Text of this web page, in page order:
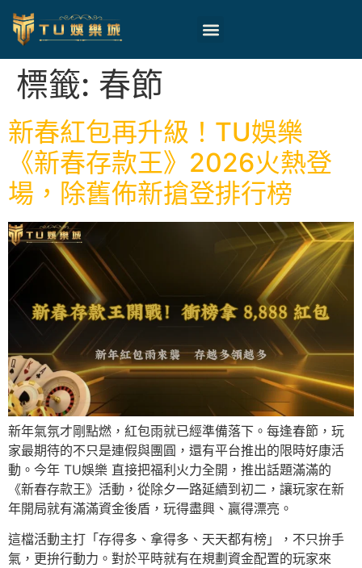
標籤: 春節
新春紅包再升級！TU娛樂
《新春存款王》2026火熱登
場，除舊佈新搶登排行榜
新年氣氛才剛點燃，紅包雨就已經準備落下。每逢春節，玩
家最期待的不只是連假與團圓，還有平台推出的限時好康活
動。今年 TU娛樂 直接把福利火力全開，推出話題滿滿的
《新春存款王》活動，從除夕一路延續到初二，讓玩家在新
年開局就有滿滿資金後盾，玩得盡興、贏得漂亮。
這檔活動主打「存得多、拿得多、天天都有榜」，不只拚手
氣，更拚行動力。對於平時就有在規劃資金配置的玩家來